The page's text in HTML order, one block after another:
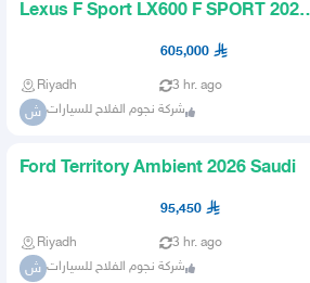
Lexus F Sport LX600 F SPORT 2026
605,000
Riyadh 3 hr. ago
ش شركة نجوم الفلاح للسيارات
Ford Territory Ambient 2026 Saudi
95,450
Riyadh 3 hr. ago
ش شركة نجوم الفلاح للسيارات